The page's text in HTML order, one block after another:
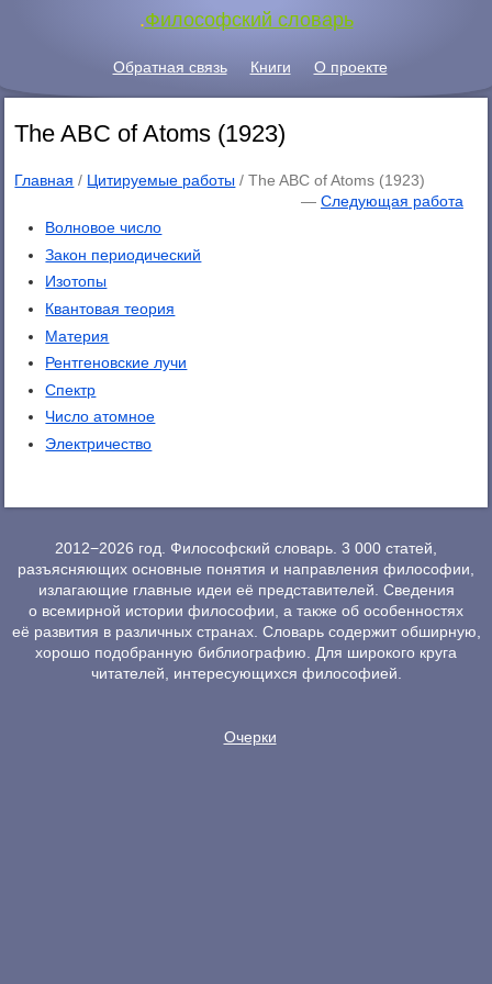
.Философский словарь
Обратная связь Книги О проекте
The ABC of Atoms (1923)
Главная / Цитируемые работы / The ABC of Atoms (1923)
— Следующая работа
Волновое число
Закон периодический
Изотопы
Квантовая теория
Материя
Рентгеновские лучи
Спектр
Число атомное
Электричество
2012−2026 год. Философский словарь. 3 000 статей,
разъясняющих основные понятия и направления философии,
излагающие главные идеи её представителей. Сведения
о всемирной истории философии, а также об особенностях
её развития в различных странах. Словарь содержит обширную,
хорошо подобранную библиографию. Для широкого круга
читателей, интересующихся философией.
Очерки